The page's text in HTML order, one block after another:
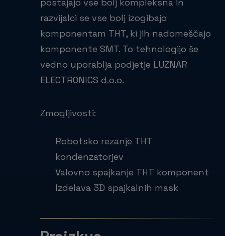
razvijalci se vse bolj izogibajo
komponentam THT, ki jih nadomeščajo
komponente SMT. To tehnologijo še
vedno uporablja podjetje LUZNAR
ELECTRONICS d.o.o.
Zmogljivosti:
Robotsko rezanje THT
kondenzatorjev
Valovno spajkanje THT komponent
Izdelava 3D spajkalnih mask